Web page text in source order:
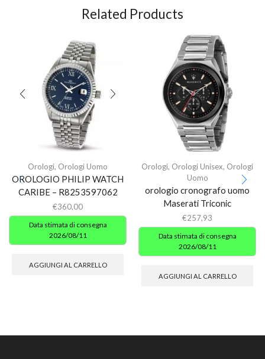
Related Products
Orologi, Orologi Uomo
OROLOGIO PHILIP WATCH
CARIBE – R8253597062
€360,00
Data stimata di consegna
2026/08/11
AGGIUNGI AL CARRELLO
Orologi, Orologi Unisex, Orologi
Uomo
orologio cronografo uomo
Maserati Triconic
€257,93
Data stimata di consegna
2026/08/11
AGGIUNGI AL CARRELLO